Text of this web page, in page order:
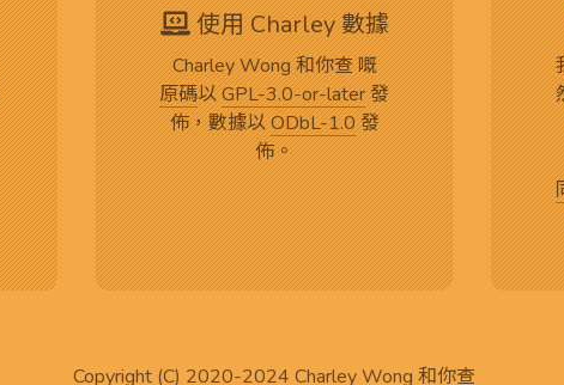
使用 Charley 數據
Charley Wong 和你查 嘅
原碼以GPL-3.0-or-later發
佈，數據以ODbL-1.0發
佈。
Copyright (C) 2020-2024 Charley Wong 和你查